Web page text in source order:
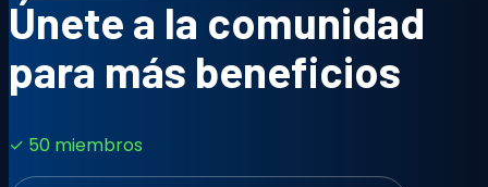
Únete a la comunidad
para más beneficios
✓ 50 miembros